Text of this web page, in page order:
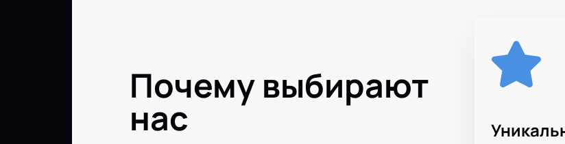
Почему выбирают
нас